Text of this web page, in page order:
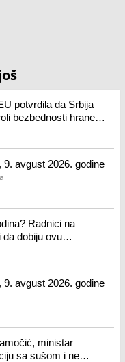
potvrdila da Srbija
bezbednosti hrane
avgust 2026. godine
Radnici na
dobiju ovu
pod kojim uslovima
avgust 2026. godine
ministar
sa sušom i ne